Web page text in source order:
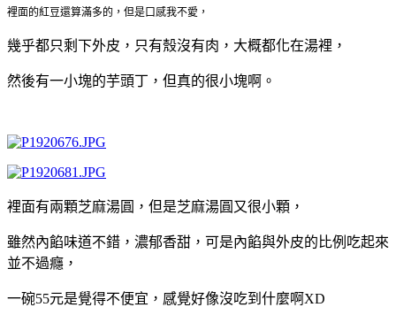
裡面的紅豆還算滿多的，但是口感我不愛，
幾乎都只剩下外皮，只有殼沒有肉，大概都化在湯裡，
然後有一小塊的芋頭丁，但真的很小塊啊。
裡面有兩顆芝麻湯圓，但是芝麻湯圓又很小顆，
雖然內餡味道不錯，濃郁香甜，可是內餡與外皮的比例吃起來
並不過癮，
一碗55元是覺得不便宜，感覺好像沒吃到什麼啊XD